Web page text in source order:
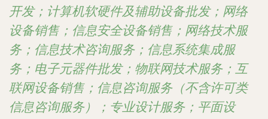
开发；计算机软硬件及辅助设备批发；网络
设备销售；信息安全设备销售；网络技术服
务；信息技术咨询服务；信息系统集成服
务；电子元器件批发；物联网技术服务；互
联网设备销售；信息咨询服务（不含许可类
信息咨询服务）；专业设计服务；平面设